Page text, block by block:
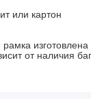
или картон
изготовлена
от наличия